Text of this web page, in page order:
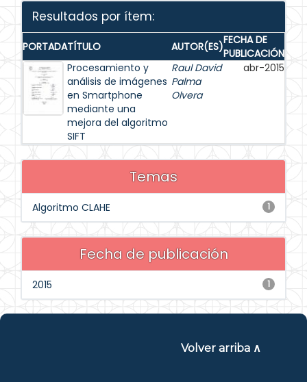
Resultados por ítem:
PORTADATÍTULO AUTOR(ES)FECHA DE
PUBLICACIÓN
Procesamiento y
análisis de imágenes
en Smartphone
mediante una
mejora del algoritmo
SIFT
Raul David
Palma
Olvera
abr-2015
Temas
1
Algoritmo CLAHE
Fecha de publicación
1
2015
Volver arriba ∧